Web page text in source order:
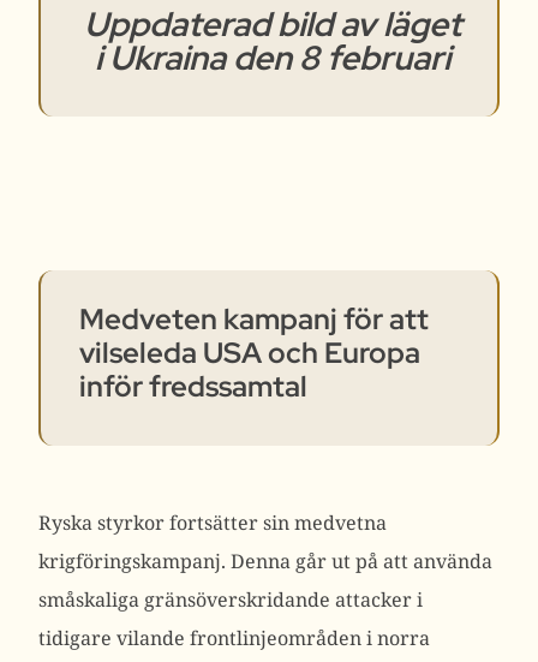
Uppdaterad bild av läget
i Ukraina den 8 februari
Medveten kampanj för att
vilseleda USA och Europa
inför fredssamtal
Ryska styrkor fortsätter sin medvetna
krigföringskampanj. Denna går ut på att använda
småskaliga gränsöverskridande attacker i
tidigare vilande frontlinjeområden i norra